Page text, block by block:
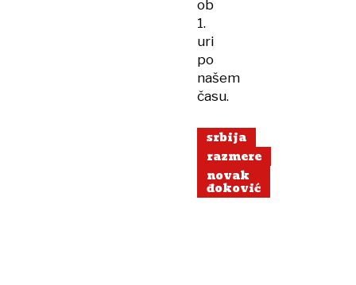
ob
1.
uri
po
našem
času.
srbija
razmere
novak
đoković